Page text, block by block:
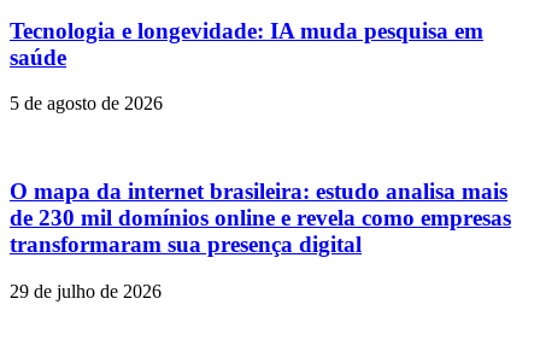
Tecnologia e longevidade: IA muda pesquisa em
saúde
5 de agosto de 2026
O mapa da internet brasileira: estudo analisa mais
de 230 mil domínios online e revela como empresas
transformaram sua presença digital
29 de julho de 2026